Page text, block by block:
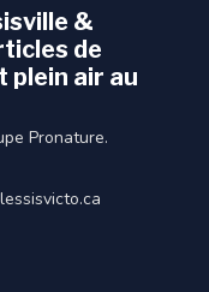
&
de
plein air au
Pronature.